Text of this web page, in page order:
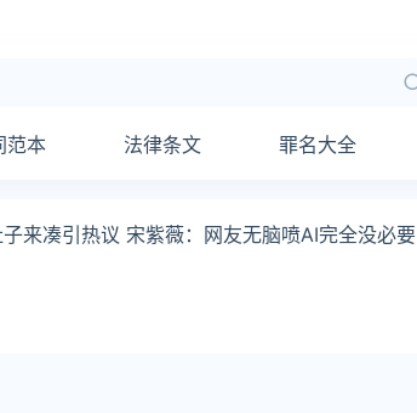
范本 法律条文 罪名大全
来凑引热议 宋紫薇：网友无脑喷AI完全没必要